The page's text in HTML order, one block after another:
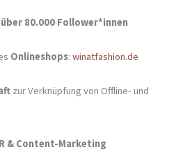
80.000 Follower*innen
Onlineshops: winatfashion.de
zur Verknüpfung von Offline- und
& Content-Marketing